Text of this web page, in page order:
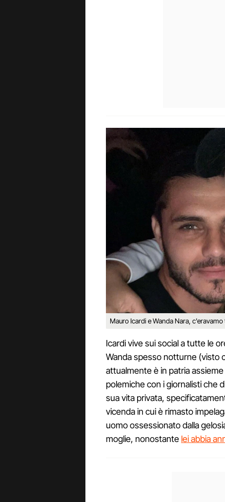
Mauro Icardi e Wanda Nara, c'eravamo
Icardi vive sui social a tutte le
Wanda spesso notturne (visto
attualmente è in patria
polemiche con i giornalisti che
sua vita privata,
vicenda in cui è rimasto
uomo ossessionato dalla
moglie, nonostante lei abbia